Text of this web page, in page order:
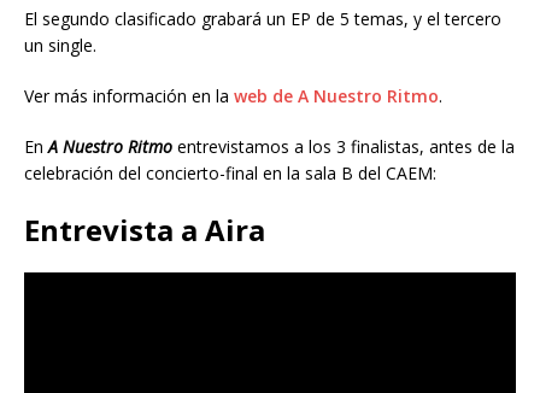
El segundo clasificado grabará un EP de 5 temas, y el tercero
un single.
Ver más información en la web de A Nuestro Ritmo.
EnA Nuestro Ritmo entrevistamos a los 3 finalistas, antes de la
celebración del concierto-final en la sala B del CAEM:
Entrevista a Aira